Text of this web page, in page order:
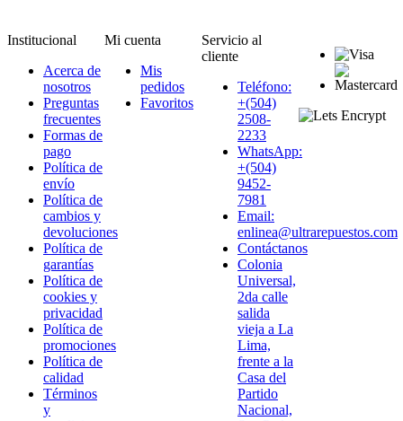
Institucional
Acerca de
nosotros
Preguntas
frecuentes
Formas de
pago
Política de
envío
Política de
cambios y
devoluciones
Política de
garantías
Política de
cookies y
privacidad
Política de
promociones
Política de
calidad
Términos
y
Mi cuenta
Mis
pedidos
Favoritos
Servicio al
cliente
Teléfono:
+(504)
2508-
2233
WhatsApp:
+(504)
9452-
7981
Email:
enlinea@ultrarepuestos.com
Contáctanos
Colonia
Universal,
2da calle
salida
vieja a La
Lima,
frente a la
Casa del
Partido
Nacional,